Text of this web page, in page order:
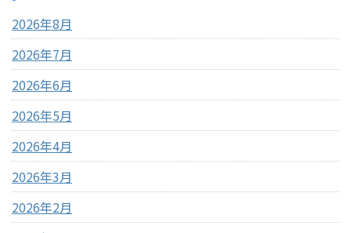
2026年8月
2026年7月
2026年6月
2026年5月
2026年4月
2026年3月
2026年2月